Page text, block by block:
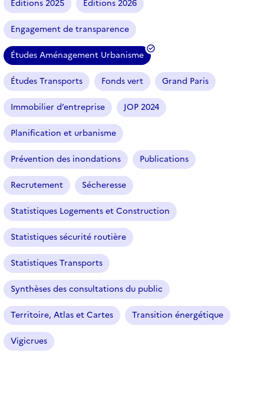
Éditions 2025 Éditions 2026
Engagement de transparence
Études Aménagement Urbanisme
(
f
i
l
t
r
e
s
é
l
e
c
t
i
o
n
n
é
)
Études Transports Fonds vert Grand Paris
Immobilier d’entreprise JOP 2024
Planification et urbanisme
Prévention des inondations Publications
Recrutement Sécheresse
Statistiques Logements et Construction
Statistiques sécurité routière
Statistiques Transports
Synthèses des consultations du public
Territoire, Atlas et Cartes Transition énergétique
Vigicrues